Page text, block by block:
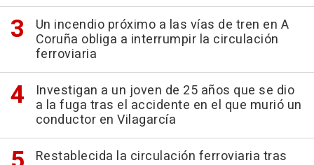
Un incendio próximo a las vías de tren en A
Coruña obliga a interrumpir la circulación
ferroviaria
Investigan a un joven de 25 años que se dio
a la fuga tras el accidente en el que murió un
conductor en Vilagarcía
Restablecida la circulación ferroviaria tras